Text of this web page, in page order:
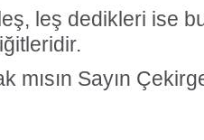
leş dedikleri ise
mısın Sayın